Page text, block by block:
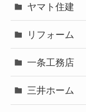
ヤマト住建
リフォーム
一条工務店
三井ホーム